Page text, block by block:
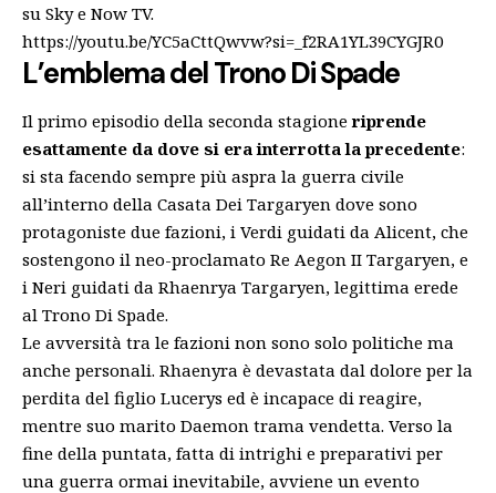
su Sky e Now TV.
https://youtu.be/YC5aCttQwvw?si=_f2RA1YL39CYGJR0
L’emblema del Trono Di Spade
Il primo episodio della seconda stagioneriprende
esattamente da dove si era interrotta la precedente:
si sta facendo sempre più aspra la guerra civile
all’interno della Casata Dei Targaryen dove sono
protagoniste due fazioni, i Verdi guidati da Alicent, che
sostengono il neo-proclamato Re Aegon II Targaryen, e
i Neri guidati da Rhaenrya Targaryen, legittima erede
al Trono Di Spade.
Le avversità tra le fazioni non sono solo politiche ma
anche personali. Rhaenyra è devastata dal dolore per la
perdita del figlio Lucerys ed è incapace di reagire,
mentre suo marito Daemon trama vendetta. Verso la
fine della puntata, fatta di intrighi e preparativi per
una guerra ormai inevitabile, avviene un evento